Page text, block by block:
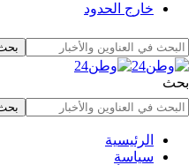
خارج الحدود
بحث
الرئيسية
سياسة